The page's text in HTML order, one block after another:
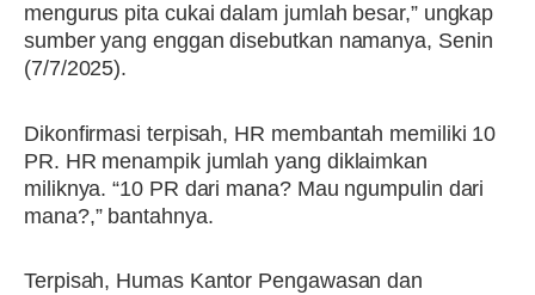
mengurus pita cukai dalam jumlah besar,” ungkap
sumber yang enggan disebutkan namanya, Senin
(7/7/2025).
Dikonfirmasi terpisah, HR membantah memiliki 10
PR. HR menampik jumlah yang diklaimkan
miliknya. “10 PR dari mana? Mau ngumpulin dari
mana?,” bantahnya.
Terpisah, Humas Kantor Pengawasan dan